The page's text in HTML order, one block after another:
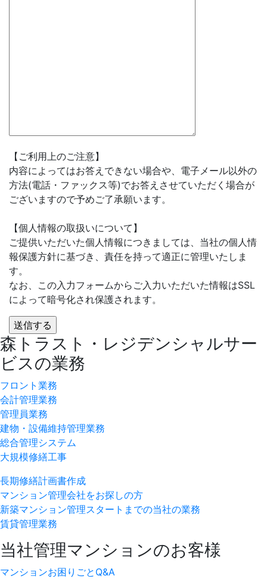
【ご利用上のご注意】
内容によってはお答えできない場合や、電子メール以外の
方法(電話・ファックス等)でお答えさせていただく場合が
ございますので予めご了承願います。
【個人情報の取扱いについて】
ご提供いただいた個人情報につきましては、当社の個人情
報保護方針に基づき、責任を持って適正に管理いたしま
す。
なお、この入力フォームからご入力いただいた情報はSSL
によって暗号化され保護されます。
森トラスト・レジデンシャルサー
ビスの業務
フロント業務
会計管理業務
管理員業務
建物・設備維持管理業務
総合管理システム
大規模修繕工事
長期修繕計画書作成
マンション管理会社をお探しの方
新築マンション管理スタートまでの当社の業務
賃貸管理業務
当社管理マンションのお客様
マンションお困りごとQ&A